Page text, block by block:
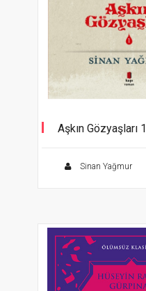
Aşkın Gözyaşları 1
Sinan Yağmur